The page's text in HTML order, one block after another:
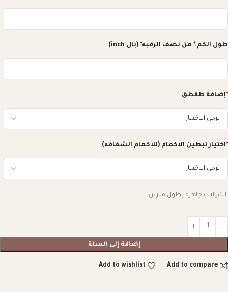
طول الكم * من نصف الرقبه* (بال inch)
*إضافة طقطق
*اختيار تبطين الاكمام (للاكمام الشفافه)
الشيلات جاهزه بطول مترين
إضافة إلى السلة
Add to compare
Add to wishlist